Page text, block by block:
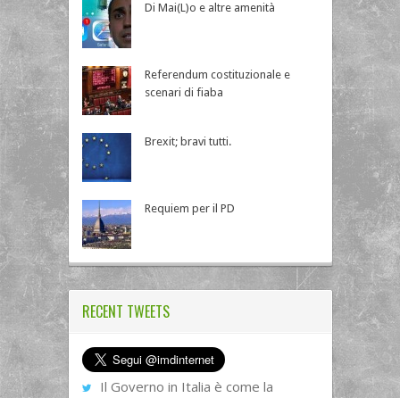
Di Mai(L)o e altre amenità
Referendum costituzionale e
scenari di fiaba
Brexit; bravi tutti.
Requiem per il PD
RECENT TWEETS
Il Governo in Italia è come la